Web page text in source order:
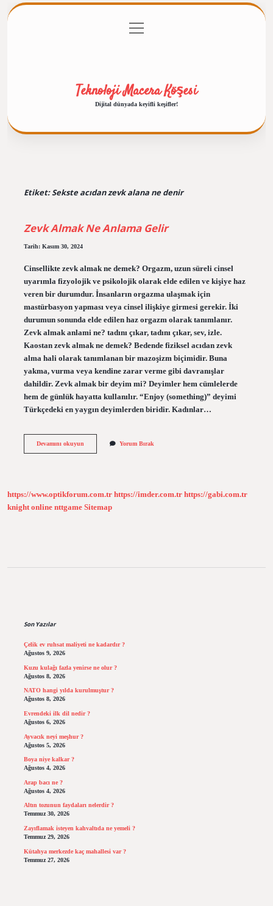
Gizlilik Politikası
menüyü
aç
Teknoloji Macera Köşesi
Dijital dünyada keyifli keşifler!
Etiket:Sekste acıdan zevk alana ne denir
Zevk Almak Ne Anlama Gelir
Tarih: Kasım 30, 2024
Cinsellikte zevk almak ne demek? Orgazm, uzun süreli cinsel
uyarımla fizyolojik ve psikolojik olarak elde edilen ve kişiye haz
veren bir durumdur. İnsanların orgazma ulaşmak için
mastürbasyon yapması veya cinsel ilişkiye girmesi gerekir. İki
durumun sonunda elde edilen haz orgazm olarak tanımlanır.
Zevk almak anlami ne? tadını çıkar, tadını çıkar, sev, izle.
Kaostan zevk almak ne demek? Bedende fiziksel acıdan zevk
alma hali olarak tanımlanan bir mazoşizm biçimidir. Buna
yakma, vurma veya kendine zarar verme gibi davranışlar
dahildir. Zevk almak bir deyim mi? Deyimler hem cümlelerde
hem de günlük hayatta kullanılır. “Enjoy (something)” deyimi
Türkçedeki en yaygın deyimlerden biridir. Kadınlar…
Devamını okuyunZevk
Yorum Bırak
https://www.optikforum.com.tr https://imder.com.tr https://gabi.com.tr
knight online nttgame Sitemap
Son Yazılar
Çelik ev ruhsat maliyeti ne kadardır ?
Ağustos 9, 2026
Kuzu kulağı fazla yenirse ne olur ?
Ağustos 8, 2026
NATO hangi yılda kurulmuştur ?
Ağustos 8, 2026
Evrendeki ilk dil nedir ?
Ağustos 6, 2026
Ayvacık neyi meşhur ?
Ağustos 5, 2026
Boya niye kalkar ?
Ağustos 4, 2026
Arap bacı ne ?
Ağustos 4, 2026
Altın tozunun faydaları nelerdir ?
Temmuz 30, 2026
Zayıflamak isteyen kahvaltıda ne yemeli ?
Temmuz 29, 2026
Kütahya merkezde kaç mahallesi var ?
Temmuz 27, 2026